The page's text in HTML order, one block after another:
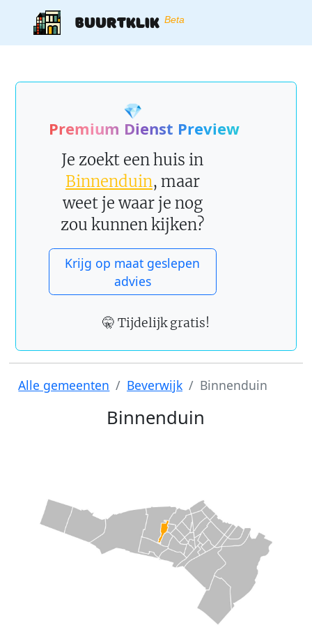
Buurtklik Beta
💎
Premium Dienst Preview
Je zoekt een huis in
Binnenduin, maar
weet je waar je nog
zou kunnen kijken?
Krijg op maat geslepen
advies
🤫 Tijdelijk gratis!
Alle gemeenten Beverwijk Binnenduin
Binnenduin